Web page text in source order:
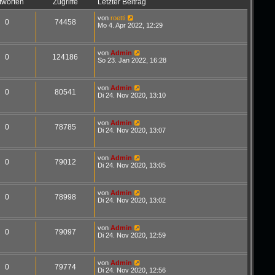
Zugriffe Letzter Beitrag
0 74458 vonroetti
Mo 4. Apr 2022, 12:29
0 124186 von Admin
So 23. Jan 2022, 16:28
0 80541 von Admin
Di 24. Nov 2020, 13:10
0 78785 von Admin
Di 24. Nov 2020, 13:07
0 79012 von Admin
Di 24. Nov 2020, 13:05
0 78998 von Admin
Di 24. Nov 2020, 13:02
0 79097 von Admin
Di 24. Nov 2020, 12:59
0 79774 von Admin
Di 24. Nov 2020, 12:56